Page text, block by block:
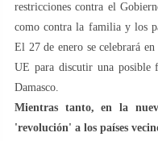
restricciones contra el
como contra la familia y los
El 27 de enero se celebrará
UE para discutir una posible
Damasco.
Mientras tanto, en la
'revolución' a los países